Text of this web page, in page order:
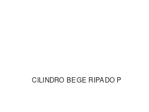
CILINDRO BEGE RIPADO P